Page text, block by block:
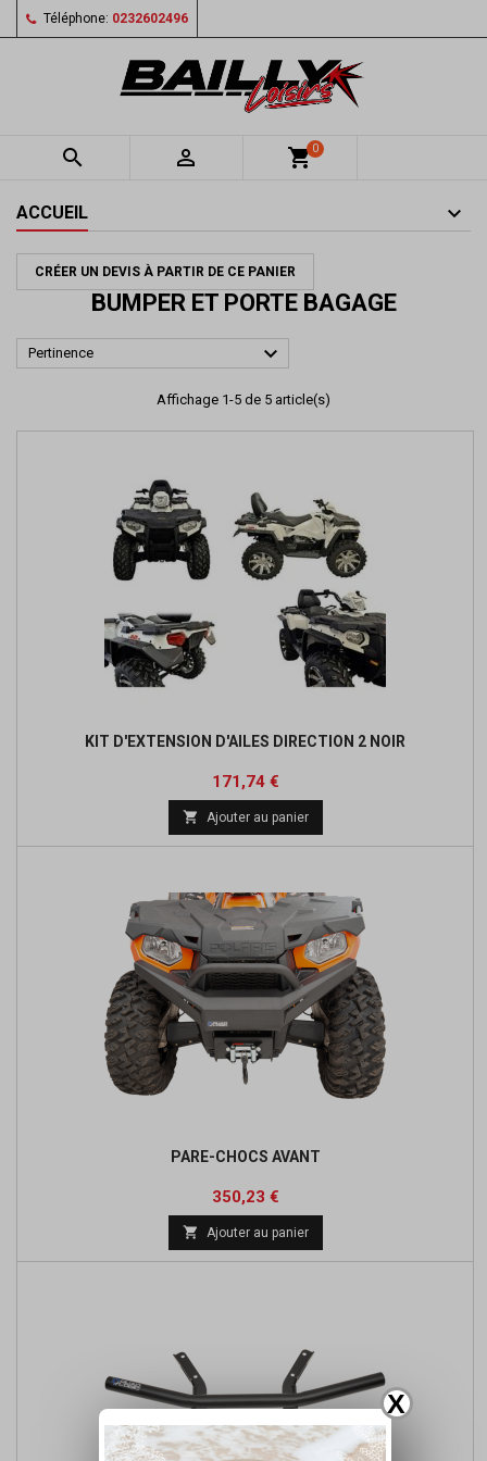
X
Téléphone: 0232602496
  shopping_cart0
ACCUEIL
CRÉER UN DEVIS À PARTIR DE CE PANIER
BUMPER ET PORTE BAGAGE
Pertinence 
Affichage 1-5 de 5 article(s)
KIT D'EXTENSION D'AILES DIRECTION 2 NOIR
Prix
171,74 €Prix
de
base
 Ajouter au panier
PARE-CHOCS AVANT
Prix
350,23 €Prix
de
base
 Ajouter au panier